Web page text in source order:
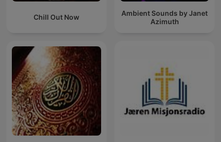
Chill Out Now
Ambient Sounds by Janet
Azimuth